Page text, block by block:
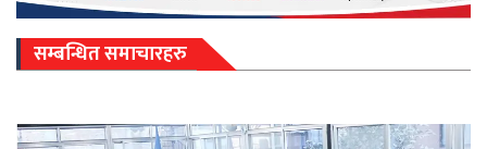
सम्बन्धित समाचारहरु